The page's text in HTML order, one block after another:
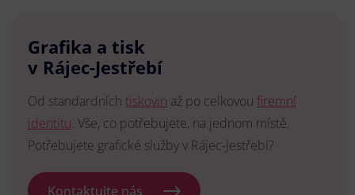
Grafika a tisk
v Rájec-Jestřebí
Od standardních tiskovin až po celkovou firemní
identitu. Vše, co potřebujete, na jednom místě.
Potřebujete grafické služby v Rájec-Jestřebí?
Kontaktujte nás